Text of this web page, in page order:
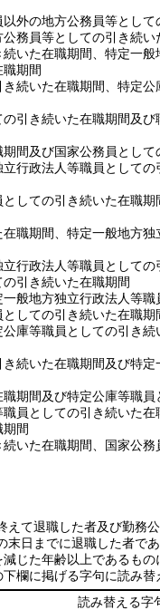
外の地方公務員等として
務員等としての引き続い
いた在職期間、特定一
期間
続いた在職期間、特定
引き続いた在職期間及
間及び国家公務員として
行政法人等職員として
しての引き続いた在職
職期間、特定一般地方
行政法人等職員としての
引き続いた在職期間
般地方独立行政法人等
しての引き続いた在職期
庫等職員としての引き
続いた在職期間及び特定
期間及び特定公庫等職
員としての引き続いた
間
いた在職期間、国家公
て退職した者及び勤務
日までに退職した者で
じた年齢以上であるもの
下欄に掲げる字句に読み替
読み替える字